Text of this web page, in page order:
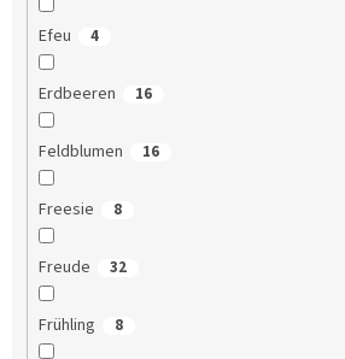
Efeu 4
Erdbeeren 16
Feldblumen 16
Freesie 8
Freude 32
Frühling 8